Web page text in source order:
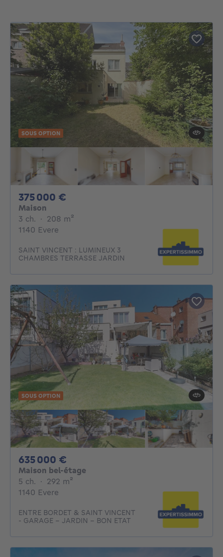
SOUS OPTION
375 000 €
Maison
3 ch. 3 chambres
· 208 m²
1140 Evere
SAINT VINCENT : LUMINEUX 3
CHAMBRES TERRASSE JARDIN
SOUS OPTION
635 000 €
Maison bel-étage
5 ch. 5 chambres
· 292 m²
1140 Evere
ENTRE BORDET & SAINT VINCENT
- GARAGE - JARDIN - BON ETAT